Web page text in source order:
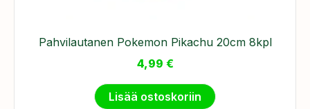
Pahvilautanen Pokemon Pikachu 20cm 8kpl
4,99 €
Lisää ostoskoriin